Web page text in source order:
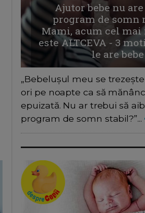
Ajutor bebe nu
program de somn
Mami, acum cel
este ALTCEVA - 3
le are bebe
„Bebelușul meu se
ori pe noapte ca să
epuizată. Nu ar trebui să
program de somn stabil?”...